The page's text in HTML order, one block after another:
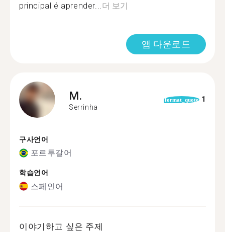
principal é aprender... 더 보기
앱 다운로드
M.
Serrinha
format_quote 1
구사언어
포르투갈어
학습언어
스페인어
이야기하고 싶은 주제